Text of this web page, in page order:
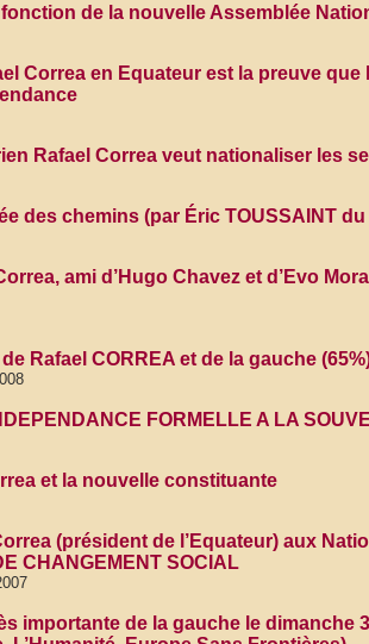
de la nouvelle Assemblée
Correa en Equateur est la preuve
Rafael Correa veut nationaliser les
des chemins (par Éric TOUSSAINT
ami d’Hugo Chavez et d’Evo
Rafael CORREA et de la gauche
FORMELLE A LA
et la nouvelle constituante
(président de l’Equateur) aux
CHANGEMENT SOCIAL
importante de la gauche le dimanche